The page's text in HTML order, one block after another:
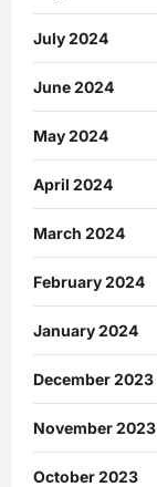
July 2024
June 2024
May 2024
April 2024
March 2024
February 2024
January 2024
December 2023
November 2023
October 2023